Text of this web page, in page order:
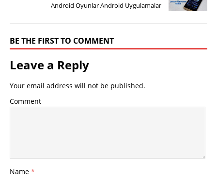
Android Oyunlar Android Uygulamalar
BE THE FIRST TO COMMENT
Leave a Reply
Your email address will not be published.
Comment
Name *